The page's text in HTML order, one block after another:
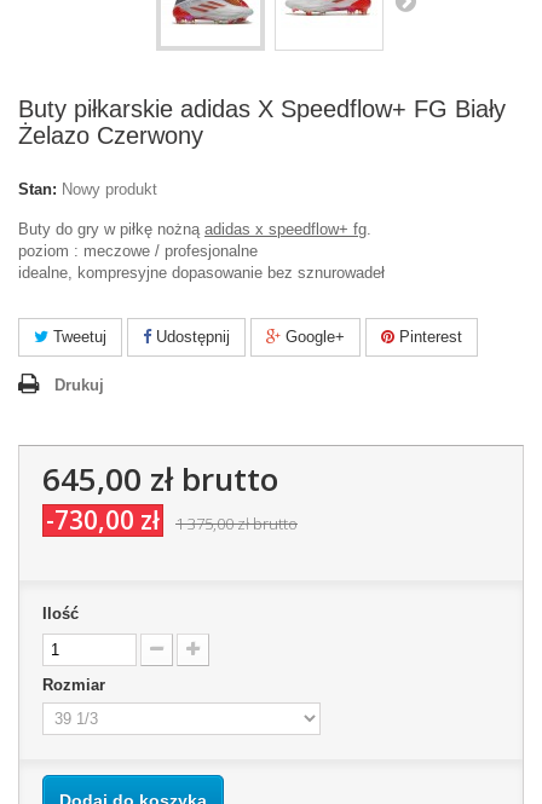
Buty piłkarskie adidas X Speedflow+ FG Biały
Żelazo Czerwony
Stan: Nowy produkt
Buty do gry w piłkę nożną adidas x speedflow+ fg.
poziom : meczowe / profesjonalne
idealne, kompresyjne dopasowanie bez sznurowadeł
Tweetuj Udostępnij Google+ Pinterest
Drukuj
645,00 złbrutto
-730,00 zł 1 375,00 złbrutto
Ilość
Rozmiar